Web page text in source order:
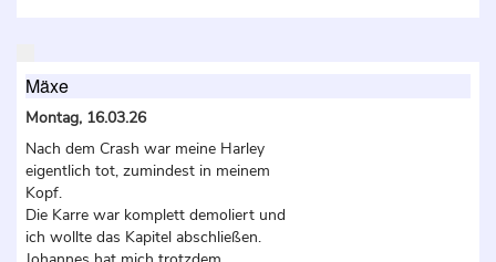
Mäxe
Montag, 16.03.26
Nach dem Crash war meine Harley
eigentlich tot, zumindest in meinem
Kopf.
Die Karre war komplett demoliert und
ich wollte das Kapitel abschließen.